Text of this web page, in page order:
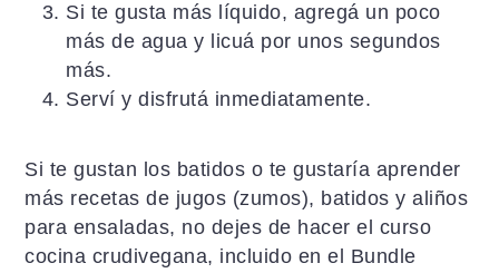
Si te gusta más líquido, agregá un poco
más de agua y licuá por unos segundos
más.
Serví y disfrutá inmediatamente.
Si te gustan los batidos o te gustaría aprender
más recetas de jugos (zumos), batidos y aliños
para ensaladas, no dejes de hacer el curso
cocina crudivegana, incluido en el Bundle